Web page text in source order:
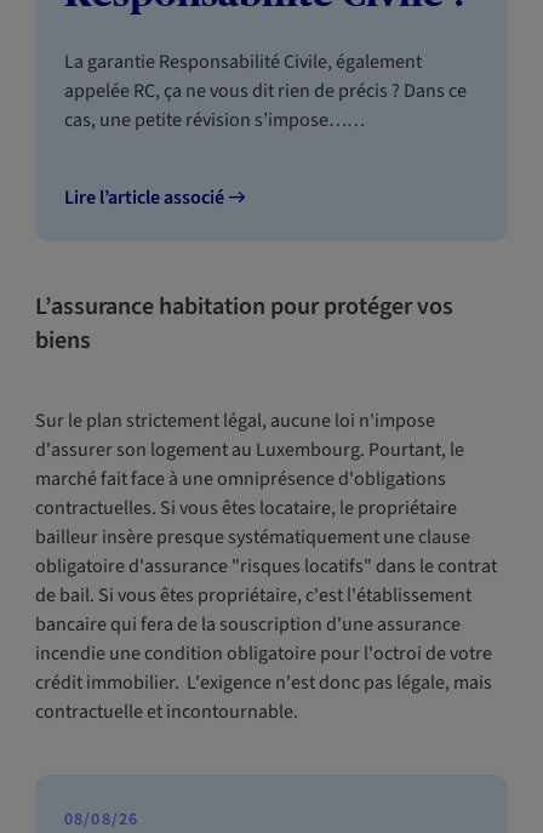
La garantie Responsabilité Civile, également
appelée RC, ça ne vous dit rien de précis ? Dans ce
cas, une petite révision s’impose……
Lire l’article associé
L’assurance habitation pour protéger vos
biens
Sur le plan strictement légal, aucune loi n'impose
d'assurer son logement au Luxembourg. Pourtant, le
marché fait face à une omniprésence d'obligations
contractuelles. Si vous êtes locataire, le propriétaire
bailleur insère presque systématiquement une clause
obligatoire d'assurance "risques locatifs" dans le contrat
de bail. Si vous êtes propriétaire, c'est l'établissement
bancaire qui fera de la souscription d'une assurance
incendie une condition obligatoire pour l'octroi de votre
crédit immobilier. L'exigence n'est donc pas légale, mais
contractuelle et incontournable.
08/08/26